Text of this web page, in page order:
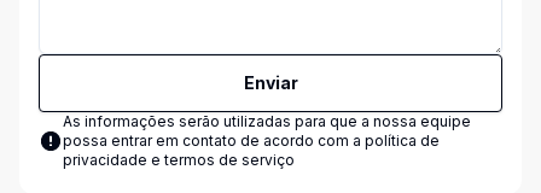
Enviar
As informações serão utilizadas para que a nossa equipe
possa entrar em contato de acordo com a política de
privacidade e termos de serviço